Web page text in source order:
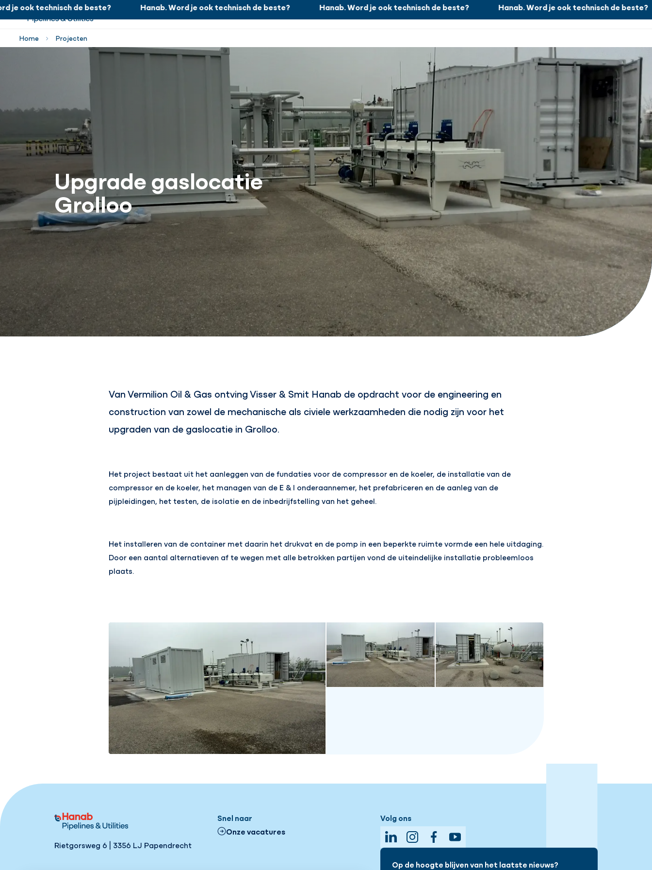
Hanab. Word je ook technisch de beste?
ook technisch de beste? Hanab. Word je ook technisch de beste? Hanab. Word je ook technisch de beste? Hanab. Word je ook technisch de beste?
Contact Werken bij Zoeken
Home Projecten
Upgrade gaslocatie
Grolloo
Van Vermilion Oil & Gas ontving Visser & Smit Hanab de opdracht voor de engineering en
construction van zowel de mechanische als civiele werkzaamheden die nodig zijn voor het
upgraden van de gaslocatie in Grolloo.
Het project bestaat uit het aanleggen van de fundaties voor de compressor en de koeler, de installatie van de
compressor en de koeler, het managen van de E & I onderaannemer, het prefabriceren en de aanleg van de
pijpleidingen, het testen, de isolatie en de inbedrijfstelling van het geheel.
Het installeren van de container met daarin het drukvat en de pomp in een beperkte ruimte vormde een hele uitdaging.
Door een aantal alternatieven af te wegen met alle betrokken partijen vond de uiteindelijke installatie probleemloos
plaats.
Rietgorsweg 6 | 3356 LJ Papendrecht
Snel naar
Onze vacatures
Volg ons
LinkedInInstagram
FacebookYouTube
Op de hoogte blijven van het laatste nieuws?